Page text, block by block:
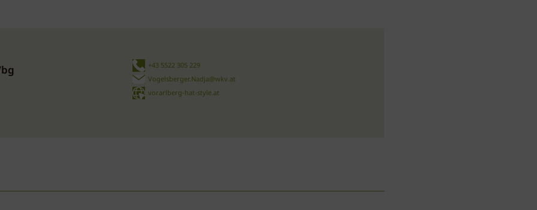
+43 5522 305 229
Vogelsberger.Nadja@wkv.at
vorarlberg-hat-style.at